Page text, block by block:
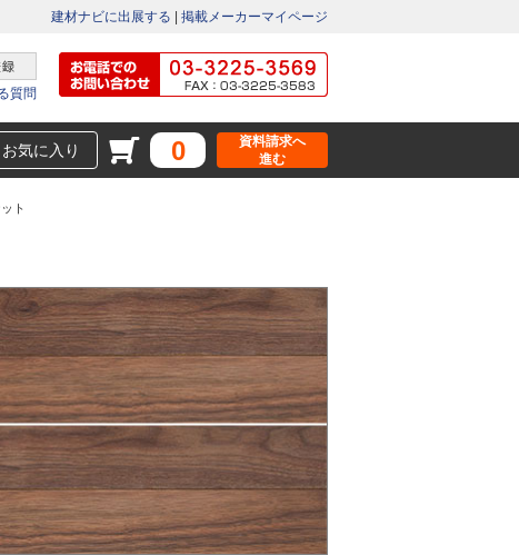
建材ナビに出展する 掲載メーカーマイページ
質問
お気に入り 0
資料請求へ
進む
ト